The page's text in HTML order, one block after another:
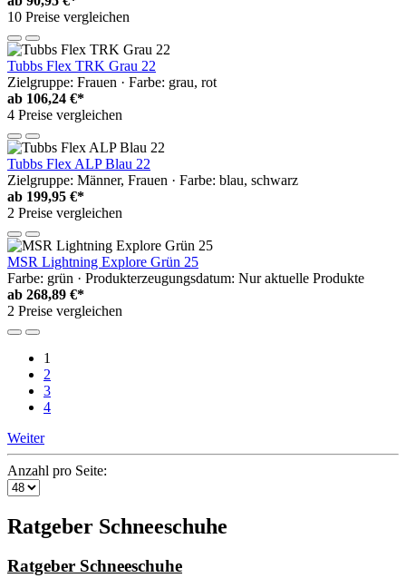
10 Preise vergleichen
Tubbs Flex TRK Grau 22
Zielgruppe: Frauen · Farbe: grau, rot
ab 106,24 €*
4 Preise vergleichen
Tubbs Flex ALP Blau 22
Zielgruppe: Männer, Frauen · Farbe: blau, schwarz
ab 199,95 €*
2 Preise vergleichen
MSR Lightning Explore Grün 25
Farbe: grün · Produkterzeugungsdatum: Nur aktuelle Produkte
ab 268,89 €*
2 Preise vergleichen
1
2
3
4
Weiter
Anzahl pro Seite:
Ratgeber Schneeschuhe
Ratgeber Schneeschuhe